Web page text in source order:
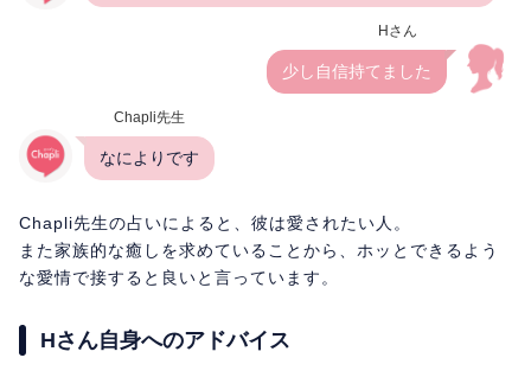
Hさん
少し自信持てました
Chapli先生
なによりです
Chapli先生の占いによると、彼は愛されたい人。
また家族的な癒しを求めていることから、ホッとできるよう
な愛情で接すると良いと言っています。
Hさん自身へのアドバイス